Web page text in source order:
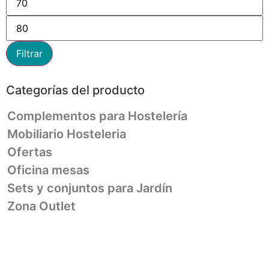
Filtrar
Categorías del producto
Complementos para Hostelería
Mobiliario Hosteleria
Ofertas
Oficina mesas
Sets y conjuntos para Jardín
Zona Outlet